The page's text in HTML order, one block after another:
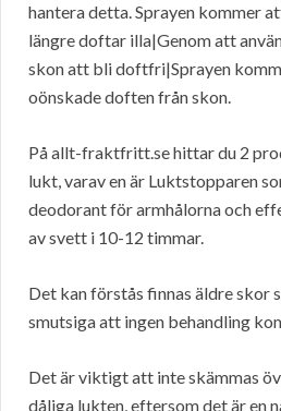
hantera detta. Sprayen kommer
längre doftar illa|Genom att
skon att bli doftfri|Sprayen
oönskade doften från skon.
På allt-fraktfritt.se hittar du 2
lukt, varav en är Luktstopparen
deodorant för armhålorna och
av svett i 10-12 timmar.
Det kan förstås finnas äldre skor
smutsiga att ingen behandling
Det är viktigt att inte skämmas
dåliga lukten, eftersom det är en